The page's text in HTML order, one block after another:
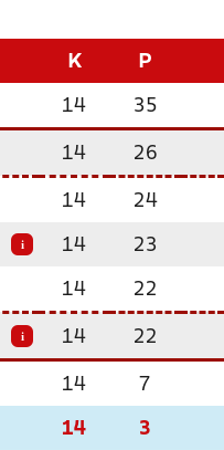
K P
14 35
14 26
14 24
i 14 23
14 22
i 14 22
14 7
14 3